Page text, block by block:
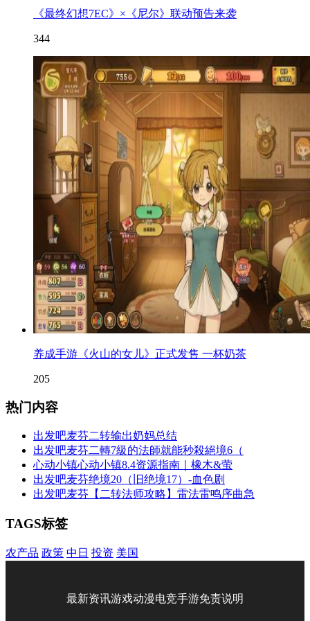
《最终幻想7EC》×《尼尔》联动预告来袭
344
养成手游《火山的女儿》正式发售 一杯奶茶
205
热门内容
出发吧麦芬二转输出奶妈总结
出发吧麦芬二轉7級的法師就能秒殺絕境6（
心动小镇心动小镇8.4资源指南｜橡木&萤
出发吧麦芬绝境20（旧绝境17）-血色剧
出发吧麦芬【二转法师攻略】雷法雷鸣序曲急
TAGS标签
农产品 政策 中日 投资 美国
最新资讯游戏动漫电竞手游免责说明